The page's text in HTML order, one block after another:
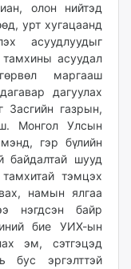
олон нийтэд
урт хугацаанд
асуудлуудыг
тамхины асуудал
маргааш
дагуулах
газрын,
Монгол Улсын
гэр бүлийн
байдалтай шууд
тэмцэх
намын ялгаа
нэгдсэн байр
бие УИХ-ын
эм, сэтгэцэд
бус эргэлттэй